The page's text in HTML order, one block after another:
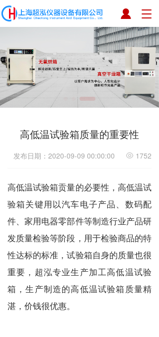
T
g
g
l
e
n
v
i
o
高低温试验箱质量的重要性
发布日期：2020-09-09 00:00:00 1752
高低温试验箱贡量的必要性，高低温试
验箱关键用以汽车电子产品、数码配
件、家用电器零部件等制造行业产品研
发质量检验等阶段，用于检验商品的特
性达标的标准，试验箱自身的质量也很
重要，超泓专业生产加工高低温试验
箱，生产制造的高低温试验箱质量精
湛，价钱很优惠。